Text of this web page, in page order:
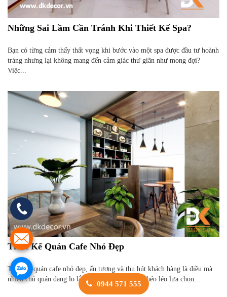
Những Sai Lầm Cần Tránh Khi Thiết Kế Spa?
Bạn có từng cảm thấy thất vọng khi bước vào một spa được đầu tư hoành
tráng nhưng lại không mang đến cảm giác thư giãn như mong đợi?
Việc...
Thiết Kế Quán Cafe Nhỏ Đẹp
Thiết kế quán cafe nhỏ đẹp, ấn tượng và thu hút khách hàng là điều mà
nhiều chủ quán đang lo lắng. Bởi bạn cần phải khéo léo lựa chọn...
0944 571 555